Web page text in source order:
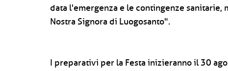
data l'emergenza e le contingenze sanitarie,
Nostra Signora di Luogosanto".
I preparativi per la Festa inizieranno il 30